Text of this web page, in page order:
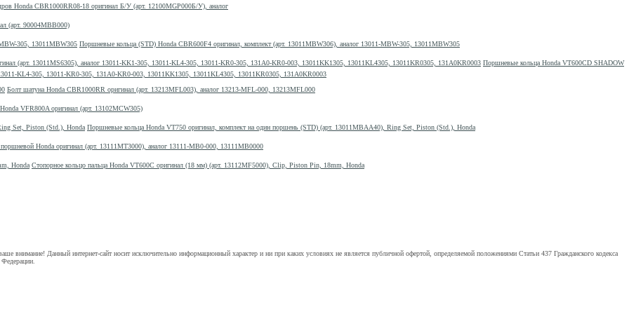
Honda CBR1000RR08-18 оригинал Б/У (арт. 12100MGP000Б/У), аналог
(арт. 90004MBB000)
Поршневые кольца (STD) Honda CBR600F4 оригинал, комплект (арт. 13011MBW306), аналог 13011-MBW-305, 13011MBW305
Поршневые кольца Honda VT600CD SHADOW
KL4-305, 13011-KR0-305, 131A0-KR0-003, 13011KK1305, 13011KL4305, 13011KR0305, 131A0KR0003
Болт шатуна Honda CBR1000RR оригинал (арт. 13213MFL003), аналог 13213-MFL-000, 13213MFL000
VFR800A оригинал (арт. 13102MCW305)
Поршневые кольца Honda VT750 оригинал, комплект на один поршень (STD) (арт. 13011MBAA40), Ring Set, Piston (Std.), Honda
Honda оригинал (арт. 13111MT3000), аналог 13111-MB0-000, 13111MB0000
Стопорное кольцо пальца Honda VT600C оригинал (18 мм) (арт. 13112MF5000), Clip, Piston Pin, 18mm, Honda
внимание! Данный интернет-сайт носит исключительно информационный характер и ни при каких условиях не является публичной офертой, определяемой положениями Статьи 437 Гражданского кодекса